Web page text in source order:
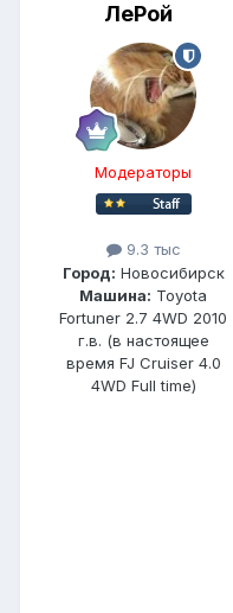
ЛеРой
Модераторы
9.3 тыс
Город: Новосибирск
Машина: Toyota
Fortuner 2.7 4WD 2010
г.в. (в настоящее
время FJ Cruiser 4.0
4WD Full time)